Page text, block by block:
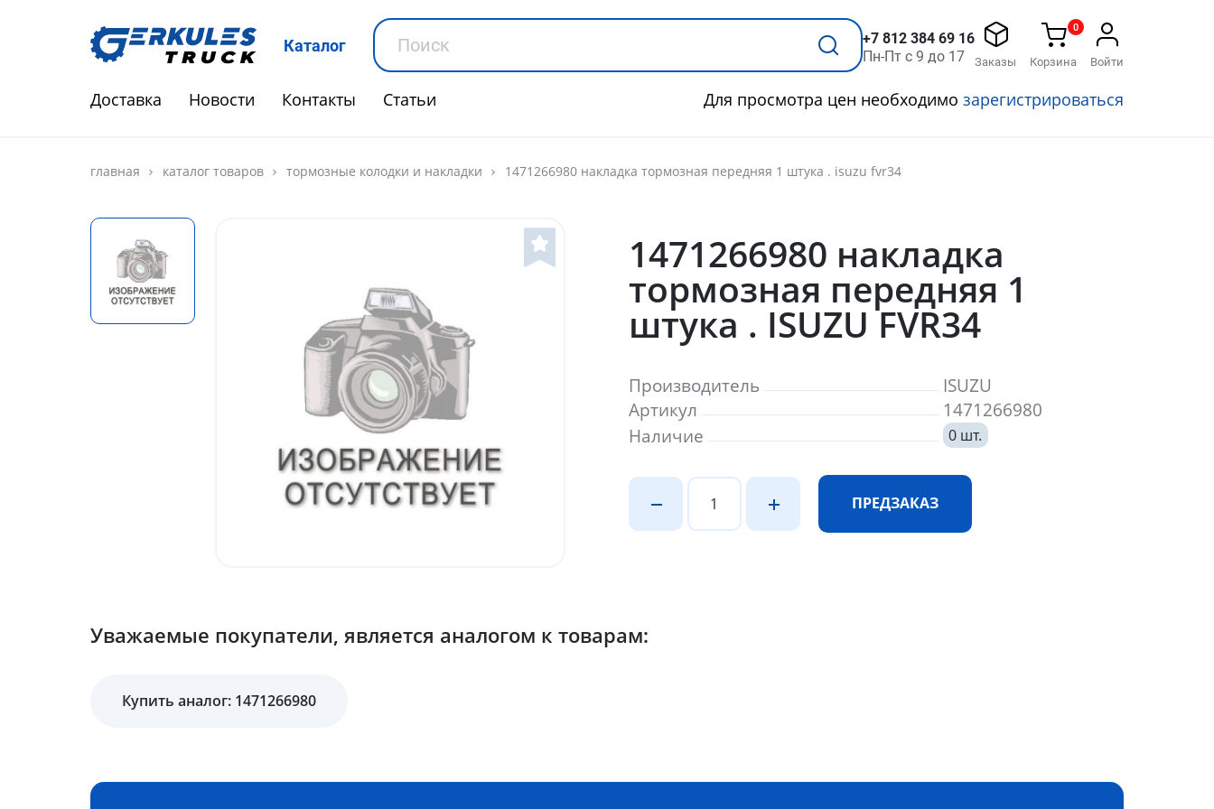
Каталог
+7 812 384 69 16
Пн-Пт с 9 до 17
Заказы
0
Корзина Войти
Доставка Новости Контакты Статьи Для просмотра цен необходимо зарегистрироваться
главная каталог товаров тормозные колодки и накладки 1471266980 накладка тормозная передняя 1 штука . isuzu fvr34
1471266980 накладка
тормозная передняя 1
штука . ISUZU FVR34
Производитель
ISUZU
Артикул
1471266980
Наличие
0 шт.
ПРЕДЗАКАЗ
Уважаемые покупатели, является аналогом к товарам:
Купить аналог: 1471266980